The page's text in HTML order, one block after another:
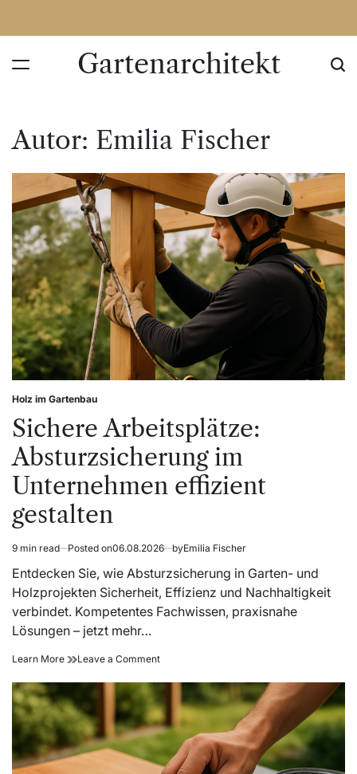
Gartenarchitekt
Autor: Emilia Fischer
Posted
in
Holz im Gartenbau
Sichere Arbeitsplätze:
Absturzsicherung im
Unternehmen effizient
gestalten
Estimated
read
9 min read Posted on06.08.2026 byEmilia Fischer
Entdecken Sie, wie Absturzsicherung in Garten- und
Holzprojekten Sicherheit, Effizienz und Nachhaltigkeit
verbindet. Kompetentes Fachwissen, praxisnahe
Lösungen – jetzt mehr…
Learn More Sichere
Absturzsicherung
im
Unternehmen
effizient
gestalten
Leave a Commenton
Arbeitsplätze:
Absturzsicherung
Unternehmen
effizient
gestalten